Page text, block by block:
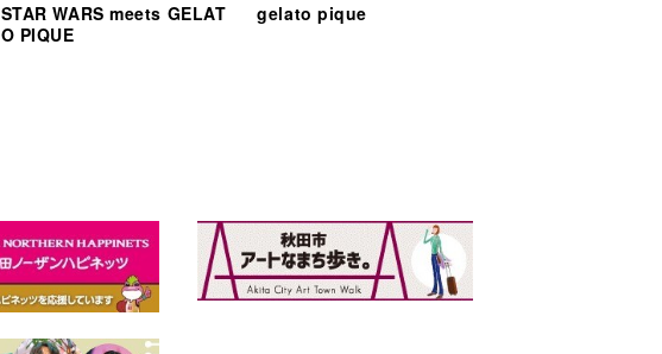
STAR WARS meets GELAT
O PIQUE
gelato pique